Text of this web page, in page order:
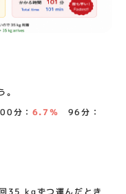
分： 6.7％ 96分：